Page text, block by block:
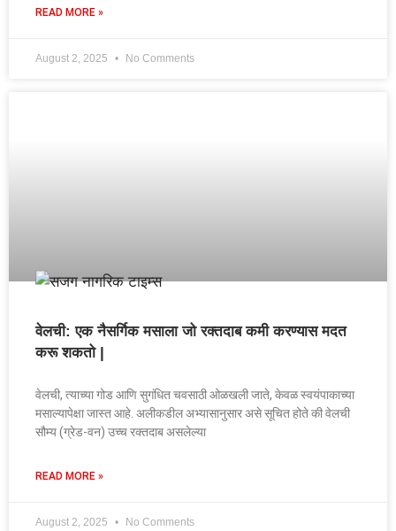
READ MORE »
August 2, 2025 No Comments
वेलची: एक नैसर्गिक मसाला जो रक्तदाब कमी करण्यास मदत
करू शकतो |
वेलची, त्याच्या गोड आणि सुगंधित चवसाठी ओळखली जाते, केवळ स्वयंपाकाच्या
मसाल्यापेक्षा जास्त आहे. अलीकडील अभ्यासानुसार असे सूचित होते की वेलची
सौम्य (ग्रेड-वन) उच्च रक्तदाब असलेल्या
READ MORE »
August 2, 2025 No Comments